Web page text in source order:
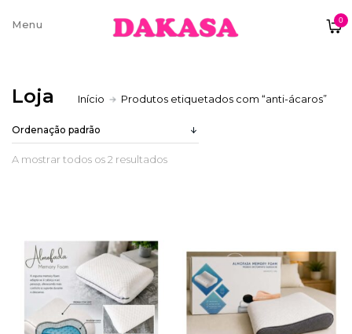
0
Sobre nós
Trocas e Devoluções
Loja Início Produtos etiquetados com “anti-ácaros”
A mostrar todos os 2 resultados